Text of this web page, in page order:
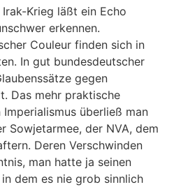
Krieg läßt ein Echo
erkennen.
Couleur finden sich in
In gut bundesdeutscher
gegen
Das mehr praktische
überließ man
Sowjetarmee, der NVA, dem
Deren Verschwinden
man hatte ja seinen
dem es nie grob sinnlich